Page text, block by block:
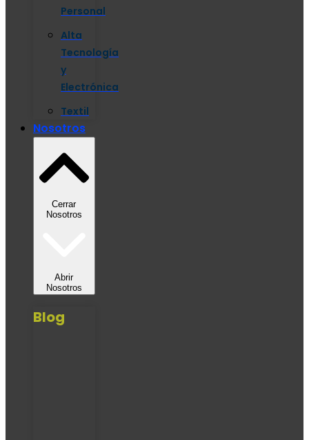
Personal
Alta
Tecnología
y
Electrónica
Textil
Nosotros
Cerrar
Nosotros
Abrir
Nosotros
Blog